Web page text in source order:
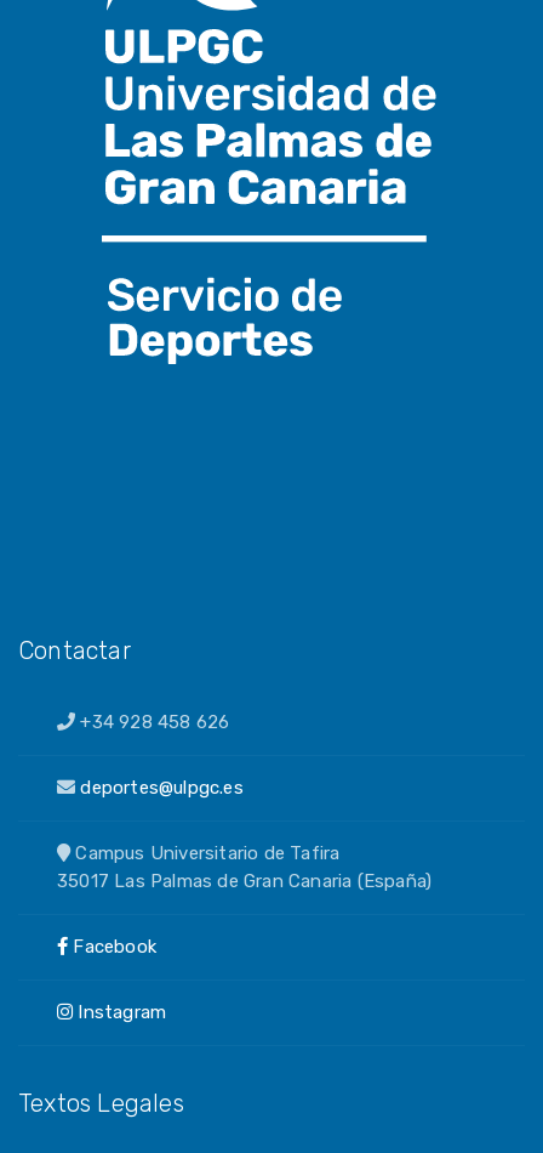
Contactar
+34 928 458 626
deportes@ulpgc.es
Campus Universitario de Tafira
35017 Las Palmas de Gran Canaria (España)
Facebook
Instagram
Textos Legales